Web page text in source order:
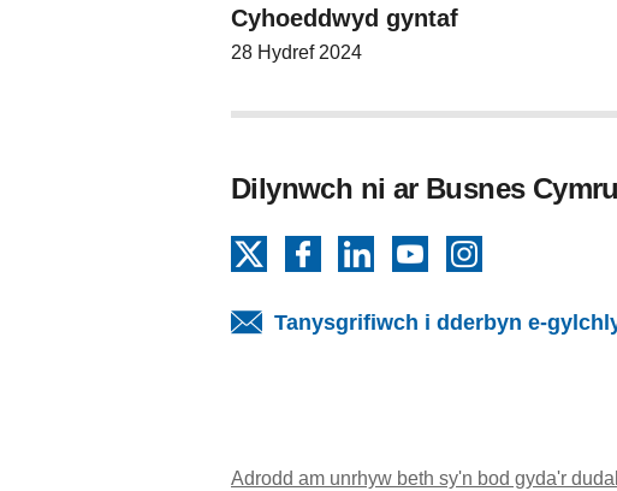
Cyhoeddwyd gyntaf
28 Hydref 2024
Dilynwch ni ar Busnes Cymru
FacebookLinkedInYouTube
Tanysgrifiwch i dderbyn e-
Adrodd am unrhyw beth sy'n bod gyda'r